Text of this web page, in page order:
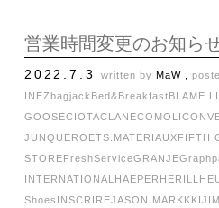
営業時間変更のお知ら
2022.7.3written byMaW ,
INEZbagjack Bed&BreakfastBLAME
GOOSECIOTACLANECOMOLI
JUNQUERO ETS.MATERIAUXFIFTH
STOREFreshServiceGRANJE
INTERNATIONAL HAEPER HERILL
Shoes INSCRIREJASON MARKK